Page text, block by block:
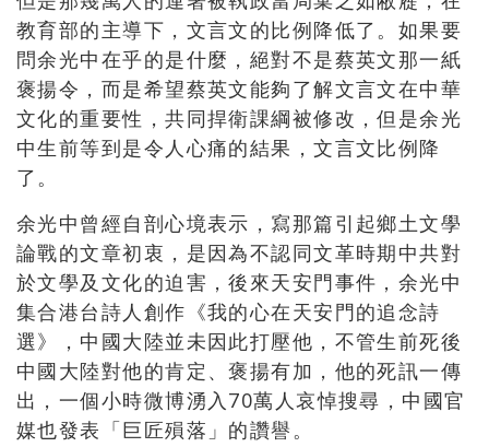
教育部的主導下，文言文的比例降低了。如果要
問余光中在乎的是什麼，絕對不是蔡英文那一紙
褒揚令，而是希望蔡英文能夠了解文言文在中華
文化的重要性，共同捍衛課綱被修改，但是余光
中生前等到是令人心痛的結果，文言文比例降
了。
余光中曾經自剖心境表示，寫那篇引起鄉土文學
論戰的文章初衷，是因為不認同文革時期中共對
於文學及文化的迫害，後來天安門事件，余光中
集合港台詩人創作《我的心在天安門的追念詩
選》，中國大陸並未因此打壓他，不管生前死後
中國大陸對他的肯定、褒揚有加，他的死訊一傳
出，一個小時微博湧入70萬人哀悼搜尋，中國官
媒也發表「巨匠殞落」的讚譽。